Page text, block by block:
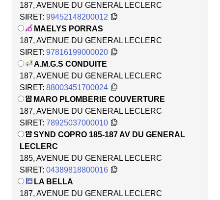
187, AVENUE DU GENERAL LECLERC
SIRET: 99452148200012
MAELYS PORRAS
187, AVENUE DU GENERAL LECLERC
SIRET: 97816199000020
A.M.G.S CONDUITE
187, AVENUE DU GENERAL LECLERC
SIRET: 88003451700024
MARO PLOMBERIE COUVERTURE
187, AVENUE DU GENERAL LECLERC
SIRET: 78925037000010
SYND COPRO 185-187 AV DU GENERAL
LECLERC
185, AVENUE DU GENERAL LECLERC
SIRET: 04389818800016
LA BELLA
187, AVENUE DU GENERAL LECLERC